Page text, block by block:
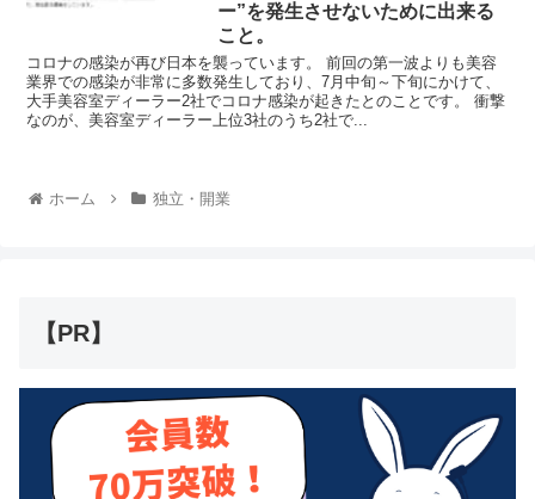
ー”を発生させないために出来る
こと。
コロナの感染が再び日本を襲っています。 前回の第一波よりも美容
業界での感染が非常に多数発生しており、7月中旬～下旬にかけて、
大手美容室ディーラー2社でコロナ感染が起きたとのことです。 衝撃
なのが、美容室ディーラー上位3社のうち2社で...
ホーム 独立・開業
【PR】